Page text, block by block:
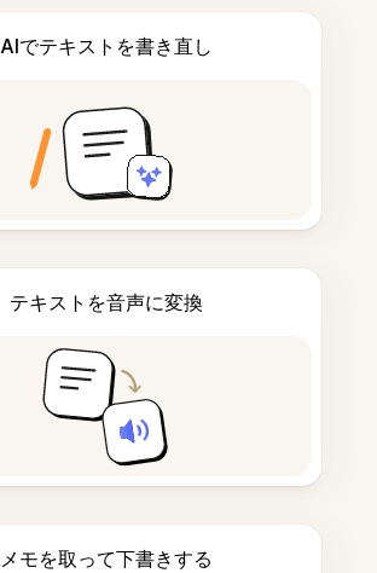
AIでテキストを書き直し
テキストを音声に変換
メモを取って下書きする